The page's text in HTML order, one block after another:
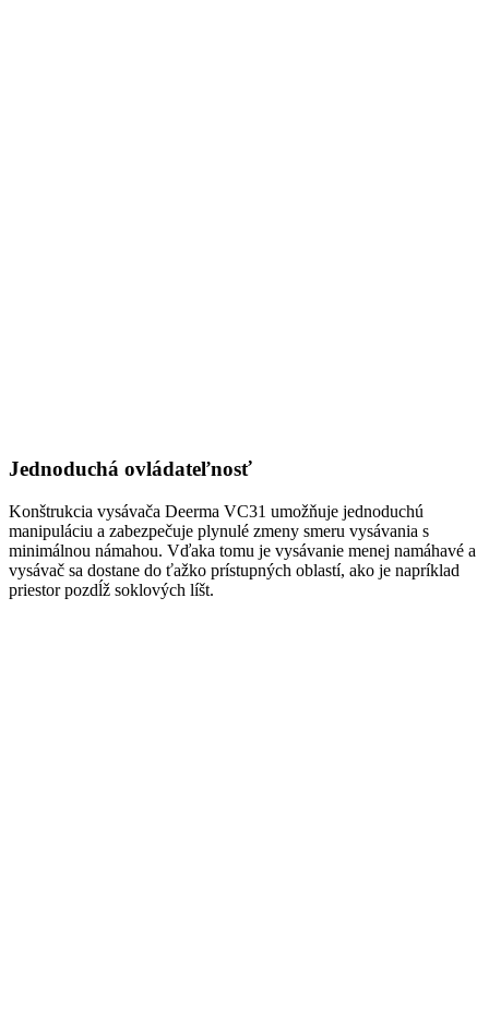
Jednoduchá ovládateľnosť
Konštrukcia vysávača Deerma VC31 umožňuje jednoduchú
manipuláciu a zabezpečuje plynulé zmeny smeru vysávania s
minimálnou námahou. Vďaka tomu je vysávanie menej namáhavé a
vysávač sa dostane do ťažko prístupných oblastí, ako je napríklad
priestor pozdĺž soklových líšt.